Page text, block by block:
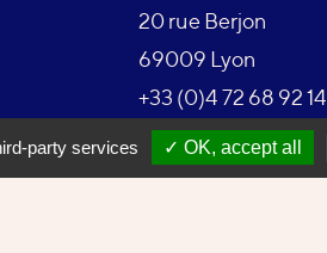
20 rue Berjon
69009 Lyon
Téléphone :
+33 (0)4 72 68 92 14
party services ✓ OK, accept all